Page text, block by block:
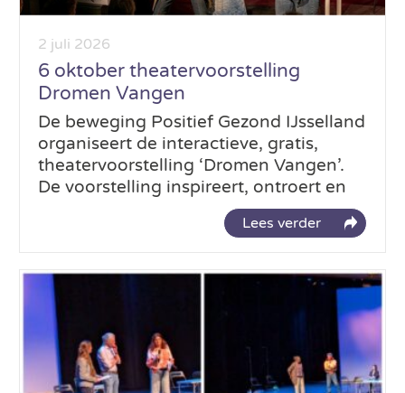
2 juli 2026
6 oktober theatervoorstelling
Dromen Vangen
De beweging Positief Gezond IJsselland
organiseert de interactieve, gratis,
theatervoorstelling ‘Dromen Vangen’.
De voorstelling inspireert, ontroert en
Lees verder